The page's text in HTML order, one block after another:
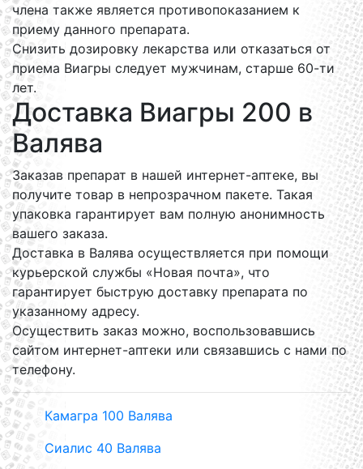
члена также является противопоказанием к
приему данного препарата.
Снизить дозировку лекарства или отказаться от
приема Виагры следует мужчинам, старше 60-ти
лет.
Доставка Виагры 200 в
Валява
Заказав препарат в нашей интернет-аптеке, вы
получите товар в непрозрачном пакете. Такая
упаковка гарантирует вам полную анонимность
вашего заказа.
Доставка в Валява осуществляется при помощи
курьерской службы «Новая почта», что
гарантирует быструю доставку препарата по
указанному адресу.
Осуществить заказ можно, воспользовавшись
сайтом интернет-аптеки или связавшись с нами по
телефону.
Камагра 100 Валява
Сиалис 40 Валява